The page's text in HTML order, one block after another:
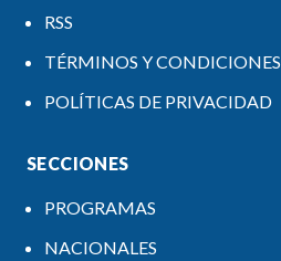
RSS
TÉRMINOS Y CONDICIONES
POLÍTICAS DE PRIVACIDAD
SECCIONES
PROGRAMAS
NACIONALES